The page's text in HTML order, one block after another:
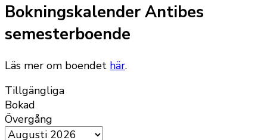
Bokningskalender Antibes
semesterboende
Läs mer om boendet här.
Tillgängliga
Bokad
Övergång